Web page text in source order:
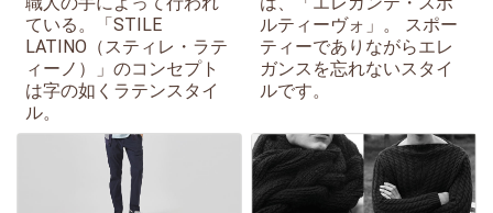
ている。「STILE
LATINO（スティレ・ラテ
ィーノ）」のコンセプト
は字の如くラテンスタイ
ル。
ルティーヴォ」。 スポー
ティーでありながらエレ
ガンスを忘れないスタイ
ルです。